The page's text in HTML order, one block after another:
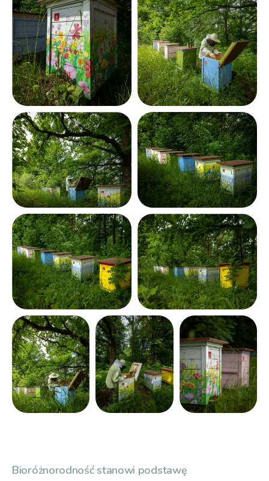
Bioróżnorodność stanowi podstawę